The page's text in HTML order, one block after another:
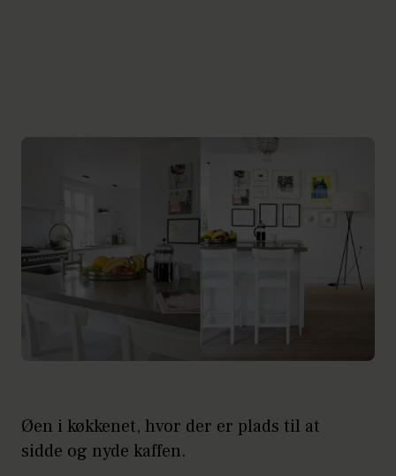
Øen i køkkenet, hvor der er plads til at
sidde og nyde kaffen.